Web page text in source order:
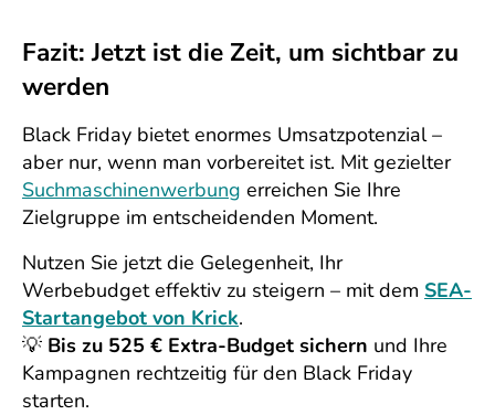
Fazit: Jetzt ist die Zeit, um sichtbar zu
werden
Black Friday bietet enormes Umsatzpotenzial –
aber nur, wenn man vorbereitet ist. Mit gezielter
Suchmaschinenwerbung erreichen Sie Ihre
Zielgruppe im entscheidenden Moment.
Nutzen Sie jetzt die Gelegenheit, Ihr
Werbebudget effektiv zu steigern – mit dem SEA-
Startangebot von Krick.
💡 Bis zu 525 € Extra-Budget sichern und Ihre
Kampagnen rechtzeitig für den Black Friday
starten.